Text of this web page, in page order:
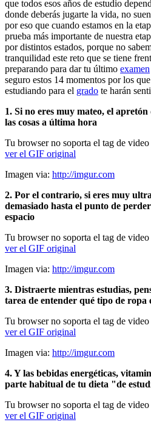
que todos esos años de estudio
donde deberás jugarte la vida, no
por eso que cuando estamos en la
prueba más importante de nuestra
por distintos estados, porque no
tranquilidad este reto que se tiene
preparando para dar tu último examen
seguro estos 14 momentos por los
estudiando para el grado te harán
1. Si no eres muy mateo, el
las cosas a última hora
Tu browser no soporta el tag de
ver el GIF original
Imagen via: http://imgur.com
2. Por el contrario, si eres muy
demasiado hasta el punto de
espacio
Tu browser no soporta el tag de
ver el GIF original
Imagen via: http://imgur.com
3. Distraerte mientras estudias,
tarea de entender qué tipo de ropa
Tu browser no soporta el tag de
ver el GIF original
Imagen via: http://imgur.com
4. Y las bebidas energéticas,
parte habitual de tu dieta "de
Tu browser no soporta el tag de
ver el GIF original